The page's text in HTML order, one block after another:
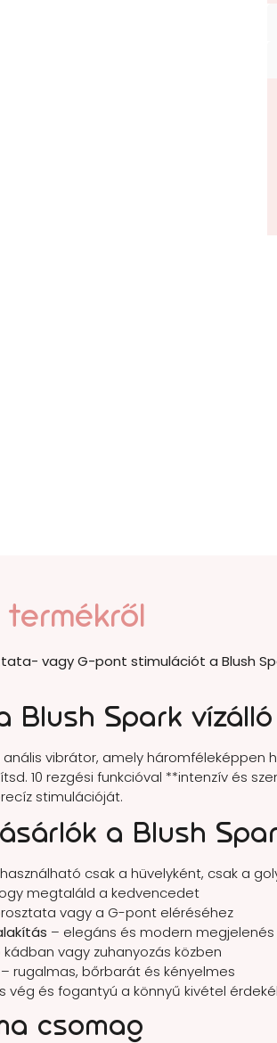
vagy G-pont stimulációt a Blush
Blush Spark
vibrátor, amely háromféleképpen
10 rezgési funkcióval **intenzív és
stimulációját.
a Blush
csak a hüvelyként, csak a
megtaláld a kedvencedet
vagy a G-pont eléréséhez
– elegáns és modern megjelenés
vagy zuhanyozás közben
– rugalmas, bőrbarát és kényelmes
vég és fogantyú a könnyű kivétel
csomag